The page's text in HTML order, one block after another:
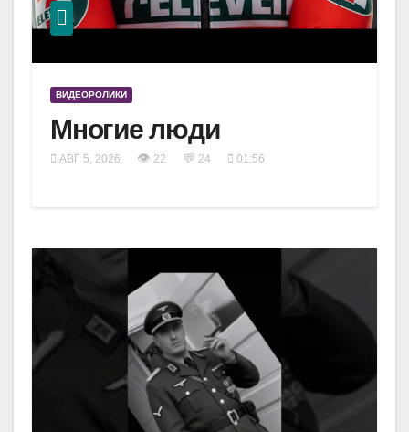
ВИДЕОРОЛИКИ
Многие люди
АВГ 5, 2026 👁 22 💬 24 01:56